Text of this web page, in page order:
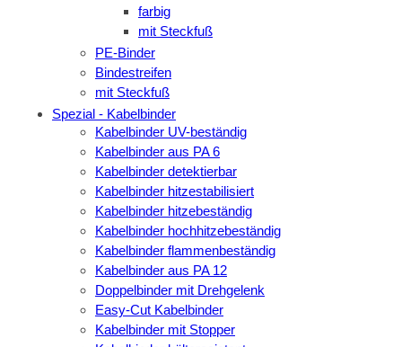
farbig
mit Steckfuß
PE-Binder
Bindestreifen
mit Steckfuß
Spezial - Kabelbinder
Kabelbinder UV-beständig
Kabelbinder aus PA 6
Kabelbinder detektierbar
Kabelbinder hitzestabilisiert
Kabelbinder hitzebeständig
Kabelbinder hochhitzebeständig
Kabelbinder flammenbeständig
Kabelbinder aus PA 12
Doppelbinder mit Drehgelenk
Easy-Cut Kabelbinder
Kabelbinder mit Stopper